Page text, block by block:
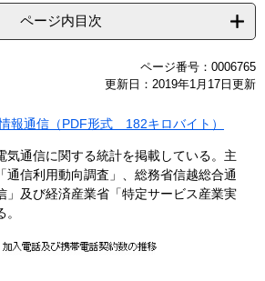
ページ内目次
ページ番号：0006765
更新日：2019年1月17日更新
通信（PDF形式 182キロバイト）
気通信に関する統計を掲載している。主
通信利用動向調査」、総務省信越総合通
」及び経済産業省「特定サービス産業実